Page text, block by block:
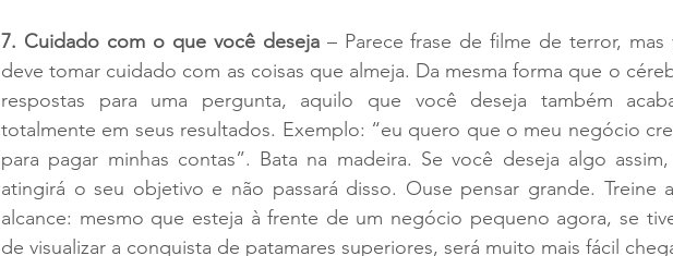
7. Cuidado com o que você deseja – Parece frase de filme de terror, mas
deve tomar cuidado com as coisas que almeja. Da mesma forma que o
respostas para uma pergunta, aquilo que você deseja também
totalmente em seus resultados. Exemplo: “eu quero que o meu negócio
para pagar minhas contas”. Bata na madeira. Se você deseja algo
atingirá o seu objetivo e não passará disso. Ouse pensar grande. Treine
alcance: mesmo que esteja à frente de um negócio pequeno agora, se
de visualizar a conquista de patamares superiores, será muito mais fácil